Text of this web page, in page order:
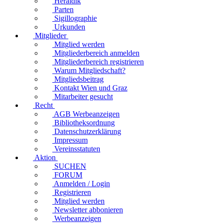
Parten
Sigillographie
Urkunden
Mitglieder
Mitglied werden
Mitgliederbereich anmelden
Mitgliederbereich registrieren
Warum Mitgliedschaft?
Mitgliedsbeitrag
Kontakt Wien und Graz
Mitarbeiter gesucht
Recht
AGB Werbeanzeigen
Bibliotheksordnung
Datenschutzerklärung
Impressum
Vereinsstatuten
Aktion
SUCHEN
FORUM
Anmelden / Login
Registrieren
Mitglied werden
Newsletter abbonieren
Werbeanzeigen